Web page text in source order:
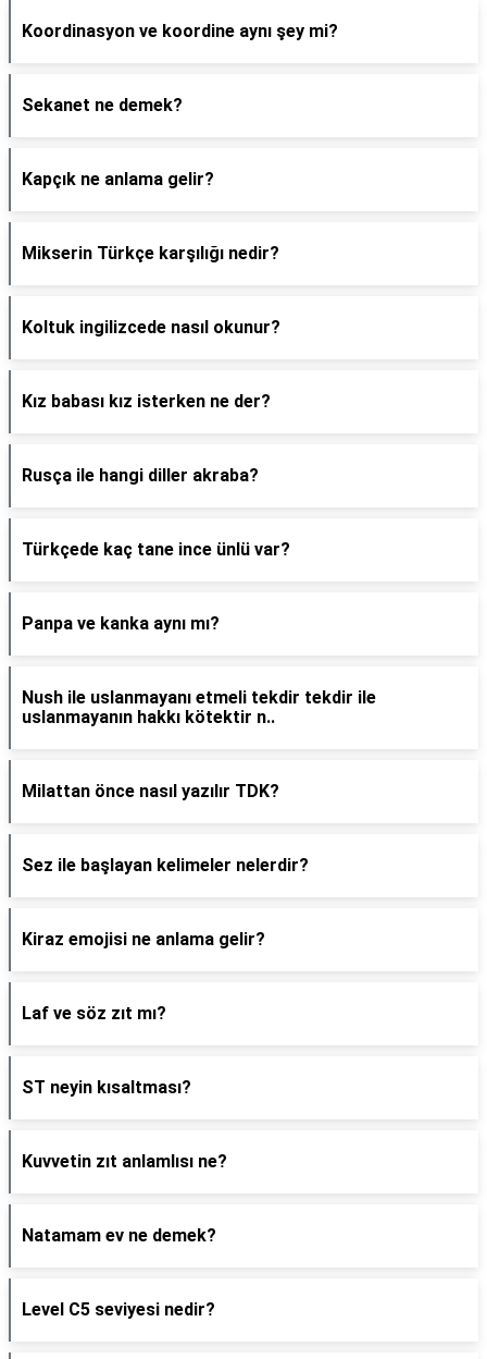
Koordinasyon ve koordine aynı şey mi?
Sekanet ne demek?
Kapçık ne anlama gelir?
Mikserin Türkçe karşılığı nedir?
Koltuk ingilizcede nasıl okunur?
Kız babası kız isterken ne der?
Rusça ile hangi diller akraba?
Türkçede kaç tane ince ünlü var?
Panpa ve kanka aynı mı?
Nush ile uslanmayanı etmeli tekdir tekdir ile
uslanmayanın hakkı kötektir n..
Milattan önce nasıl yazılır TDK?
Sez ile başlayan kelimeler nelerdir?
Kiraz emojisi ne anlama gelir?
Laf ve söz zıt mı?
ST neyin kısaltması?
Kuvvetin zıt anlamlısı ne?
Natamam ev ne demek?
Level C5 seviyesi nedir?